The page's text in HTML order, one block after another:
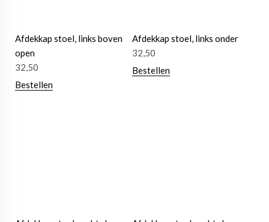
Afdekkap stoel, links boven
open
32,50
Bestellen
Afdekkap stoel, links onder
32,50
Bestellen